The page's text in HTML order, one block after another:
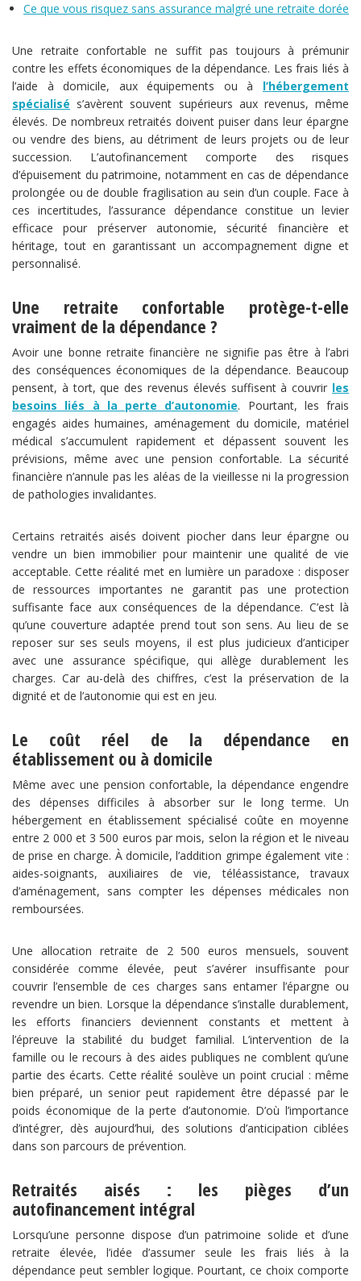
Ce que vous risquez sans assurance malgré une retraite dorée
Une retraite confortable ne suffit pas toujours à prémunir
contre les effets économiques de la dépendance. Les frais liés à
l’aide à domicile, aux équipements ou à l’hébergement
spécialisé s’avèrent souvent supérieurs aux revenus, même
élevés. De nombreux retraités doivent puiser dans leur épargne
ou vendre des biens, au détriment de leurs projets ou de leur
succession. L’autofinancement comporte des risques
d’épuisement du patrimoine, notamment en cas de dépendance
prolongée ou de double fragilisation au sein d’un couple. Face à
ces incertitudes, l’assurance dépendance constitue un levier
efficace pour préserver autonomie, sécurité financière et
héritage, tout en garantissant un accompagnement digne et
personnalisé.
Une retraite confortable protège-t-elle
vraiment de la dépendance ?
Avoir une bonne retraite financière ne signifie pas être à l’abri
des conséquences économiques de la dépendance. Beaucoup
pensent, à tort, que des revenus élevés suffisent à couvrir les
besoins liés à la perte d’autonomie. Pourtant, les frais
engagés aides humaines, aménagement du domicile, matériel
médical s’accumulent rapidement et dépassent souvent les
prévisions, même avec une pension confortable. La sécurité
financière n’annule pas les aléas de la vieillesse ni la progression
de pathologies invalidantes.
Certains retraités aisés doivent piocher dans leur épargne ou
vendre un bien immobilier pour maintenir une qualité de vie
acceptable. Cette réalité met en lumière un paradoxe : disposer
de ressources importantes ne garantit pas une protection
suffisante face aux conséquences de la dépendance. C’est là
qu’une couverture adaptée prend tout son sens. Au lieu de se
reposer sur ses seuls moyens, il est plus judicieux d’anticiper
avec une assurance spécifique, qui allège durablement les
charges. Car au-delà des chiffres, c’est la préservation de la
dignité et de l’autonomie qui est en jeu.
Le coût réel de la dépendance en
établissement ou à domicile
Même avec une pension confortable, la dépendance engendre
des dépenses difficiles à absorber sur le long terme. Un
hébergement en établissement spécialisé coûte en moyenne
entre 2 000 et 3 500 euros par mois, selon la région et le niveau
de prise en charge. À domicile, l’addition grimpe également vite :
aides-soignants, auxiliaires de vie, téléassistance, travaux
d’aménagement, sans compter les dépenses médicales non
remboursées.
Une allocation retraite de 2 500 euros mensuels, souvent
considérée comme élevée, peut s’avérer insuffisante pour
couvrir l’ensemble de ces charges sans entamer l’épargne ou
revendre un bien. Lorsque la dépendance s’installe durablement,
les efforts financiers deviennent constants et mettent à
l’épreuve la stabilité du budget familial. L’intervention de la
famille ou le recours à des aides publiques ne comblent qu’une
partie des écarts. Cette réalité soulève un point crucial : même
bien préparé, un senior peut rapidement être dépassé par le
poids économique de la perte d’autonomie. D’où l’importance
d’intégrer, dès aujourd’hui, des solutions d’anticipation ciblées
dans son parcours de prévention.
Retraités aisés : les pièges d’un
autofinancement intégral
Lorsqu’une personne dispose d’un patrimoine solide et d’une
retraite élevée, l’idée d’assumer seule les frais liés à la
dépendance peut sembler logique. Pourtant, ce choix comporte